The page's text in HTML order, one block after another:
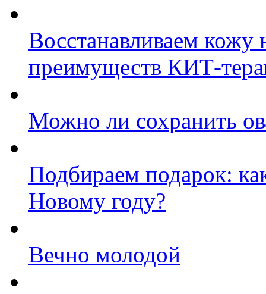
Восстанавливаем кожу
преимуществ КИТ-
Можно ли сохранить
Подбираем подарок:
Новому году?
Вечно молодой